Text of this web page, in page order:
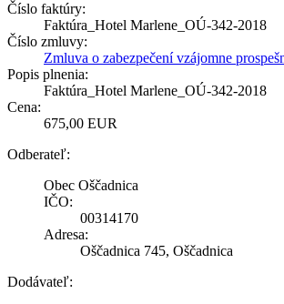
Číslo faktúry:
Faktúra_Hotel Marlene_OÚ-342-2018
Číslo zmluvy:
Zmluva o zabezpečení vzájomne
Popis plnenia:
Faktúra_Hotel Marlene_OÚ-342-2018
Cena:
675,00 EUR
Odberateľ:
Obec Oščadnica
IČO:
00314170
Adresa:
Oščadnica 745, Oščadnica
Dodávateľ: